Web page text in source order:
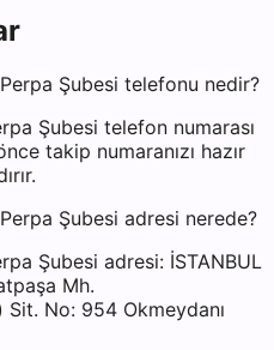
Şubesi telefonu nedir?
Şubesi telefon numarası
takip numaranızı hazır
Şubesi adresi nerede?
Şubesi adresi: İSTANBUL
Mh.
No: 954 Okmeydanı